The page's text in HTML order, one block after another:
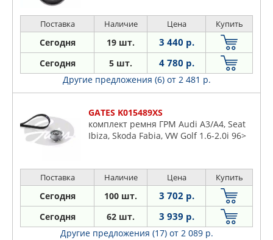
Поставка Наличие Цена Купить
Сегодня 19 шт. 3 440 р.
Сегодня 5 шт. 4 780 р.
Другие предложения (6) от 2 481 р.
GATES K015489XS
комплект ремня ГРМ Audi A3/A4, Seat
Ibiza, Skoda Fabia, VW Golf 1.6-2.0i 96>
Поставка Наличие Цена Купить
Сегодня 100 шт. 3 702 р.
Сегодня 62 шт. 3 939 р.
Другие предложения (17) от 2 089 р.